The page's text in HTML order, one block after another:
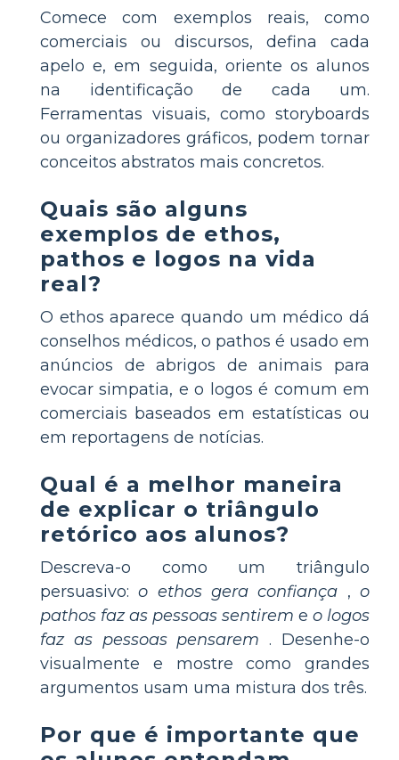
Comece com exemplos reais, como
comerciais ou discursos, defina cada
apelo e, em seguida, oriente os alunos
na identificação de cada um.
Ferramentas visuais, como storyboards
ou organizadores gráficos, podem tornar
conceitos abstratos mais concretos.
Quais são alguns
exemplos de ethos,
pathos e logos na vida
real?
O ethos aparece quando um médico dá
conselhos médicos, o pathos é usado em
anúncios de abrigos de animais para
evocar simpatia, e o logos é comum em
comerciais baseados em estatísticas ou
em reportagens de notícias.
Qual é a melhor maneira
de explicar o triângulo
retórico aos alunos?
Descreva-o como um triângulo
persuasivo:o ethos gera confiança ,o
pathos faz as pessoas sentirem e o logos
faz as pessoas pensarem . Desenhe-o
visualmente e mostre como grandes
argumentos usam uma mistura dos três.
Por que é importante que